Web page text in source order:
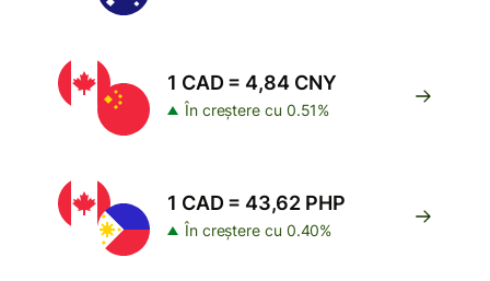
1 CAD = 4,84 CNY
În creștere cu 0.51%
1 CAD = 43,62 PHP
În creștere cu 0.40%